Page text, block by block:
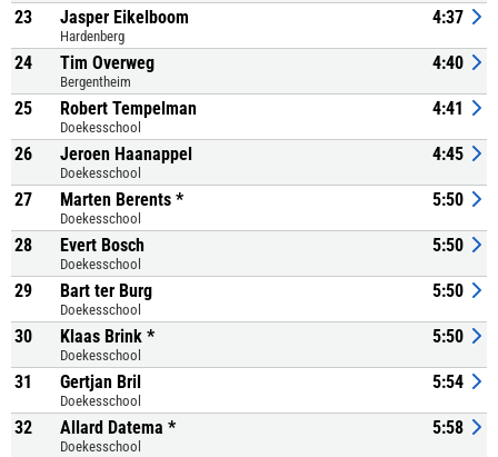
23 Jasper Eikelboom
Hardenberg
4:37
24 Tim Overweg
Bergentheim
4:40
25 Robert Tempelman
Doekesschool
4:41
26 Jeroen Haanappel
Doekesschool
4:45
27 Marten Berents *
Doekesschool
5:50
28 Evert Bosch
Doekesschool
5:50
29 Bart ter Burg
Doekesschool
5:50
30 Klaas Brink *
Doekesschool
5:50
31 Gertjan Bril
Doekesschool
5:54
32 Allard Datema *
Doekesschool
5:58